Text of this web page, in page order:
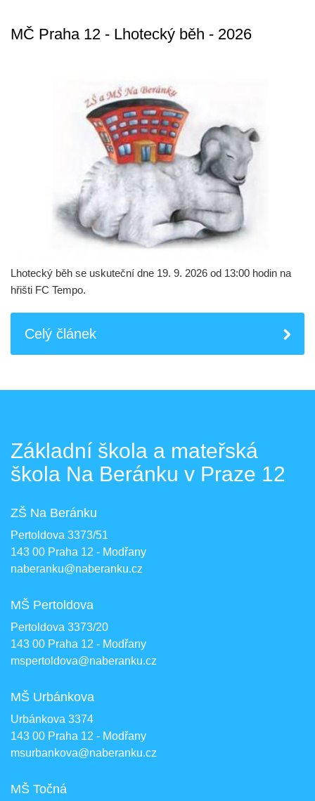
MČ Praha 12 - Lhotecký běh - 2026
Lhotecký běh se uskuteční dne 19. 9. 2026 od 13:00 hodin na
hřišti FC Tempo.
Celý článek
Základní škola a mateřská
škola Na Beránku v Praze 12
ZŠ Na Beránku
Pertoldova 3373/51
143 00 Praha 12 - Modřany
naberanku@naberanku.cz
MŠ Pertoldova
Pertoldova 3373/20
143 00 Praha 12 - Modřany
mspertoldova@naberanku.cz
MŠ Urbánkova
Urbánkova 3374
143 00 Praha 12 - Modřany
msurbankova@naberanku.cz
MŠ Točná